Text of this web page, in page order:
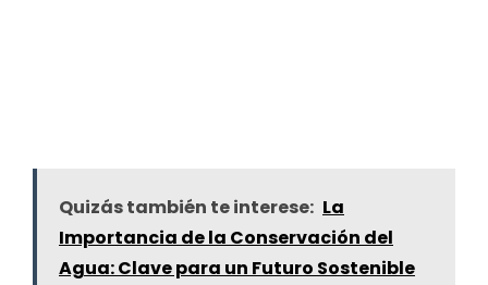
Quizás también te interese: La
Importancia de la Conservación del
Agua: Clave para un Futuro Sostenible